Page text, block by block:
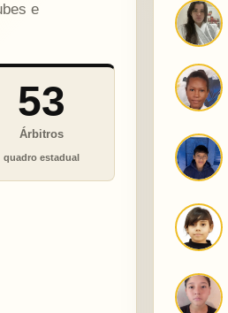
e
53
Árbitros
quadro estadual
G
N
A
J
E